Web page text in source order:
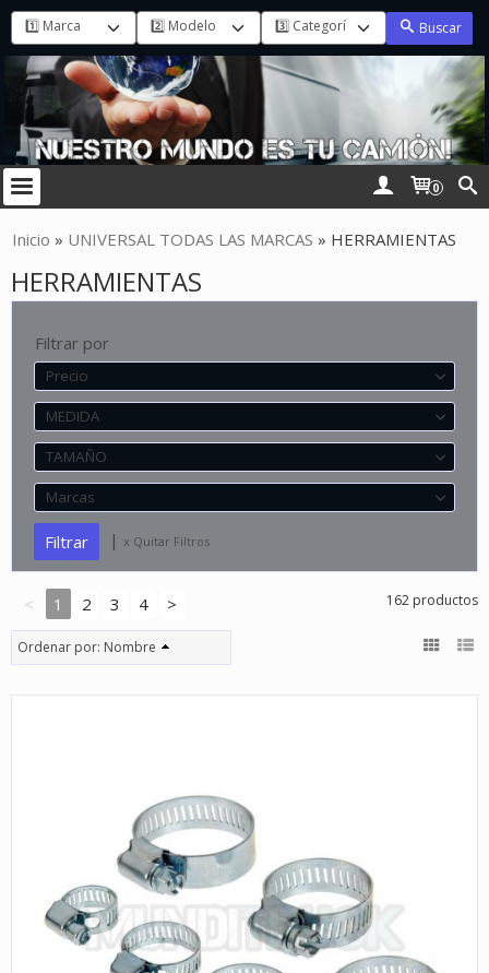
Buscar
0
Inicio » UNIVERSAL TODAS LAS MARCAS » HERRAMIENTAS
HERRAMIENTAS
Filtrar por
Precio
MEDIDA
TAMAÑO
Marcas
| x Quitar Filtros
< 1 2 3 4 > 162 productos
Ordenar por: Nombre